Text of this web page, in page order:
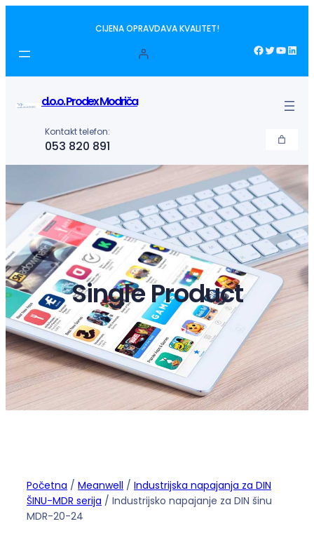
sadržaj
CIJENA OPRAVDAVA KVALITET!
Facebook Twitter YouTube LinkedIn
d.o.o. Prodex Modriča
Kontakt telefon:
053 820 891
Single Product
Početna / Meanwell / Industrijska napajanja za DIN
ŠINU-MDR serija / Industrijsko napajanje za DIN šinu
MDR-20-24